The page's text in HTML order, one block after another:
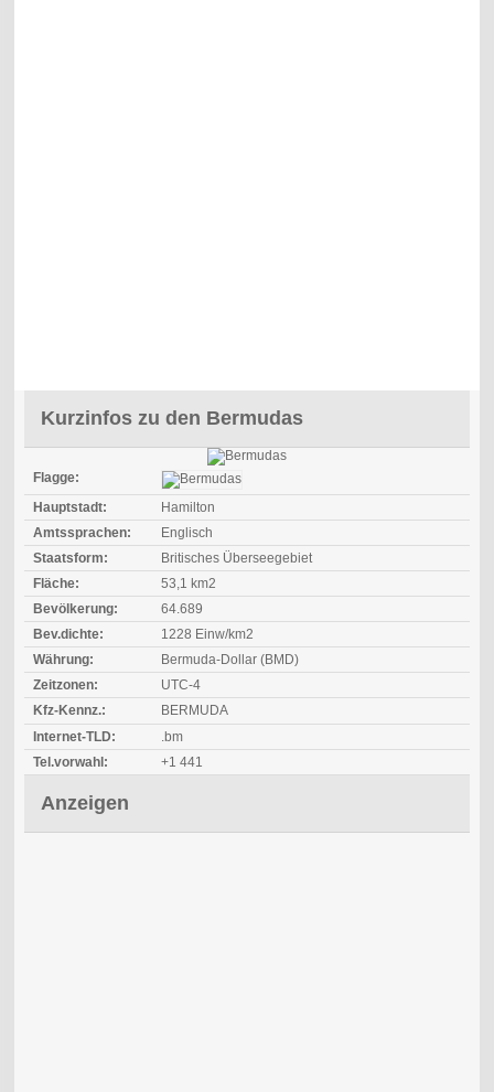
Kurzinfos zu den Bermudas
Flagge:
Hauptstadt:
Hamilton
Amtssprachen:
Englisch
Staatsform:
Britisches Überseegebiet
Fläche:
53,1 km2
Bevölkerung:
64.689
Bev.dichte:
1228 Einw/km2
Währung:
Bermuda-Dollar (BMD)
Zeitzonen:
UTC-4
Kfz-Kennz.:
BERMUDA
Internet-TLD:
.bm
Tel.vorwahl:
+1 441
Anzeigen